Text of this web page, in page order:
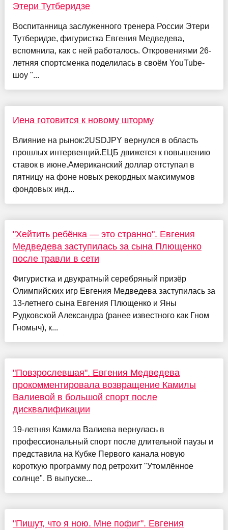
Этери Тутберидзе
Воспитанница заслуженного тренера России Этери
Тутберидзе, фигуристка Евгения Медведева,
вспомнила, как с ней работалось. Откровениями 26-
летняя спортсменка поделилась в своём YouTube-
шоу "...
Иена готовится к новому шторму
Влияние на рынок:2USDJPY вернулся в область
прошлых интервенций.ЕЦБ движется к повышению
ставок в июне.Американский доллар отступал в
пятницу на фоне новых рекордных максимумов
фондовых инд...
"Хейтить ребёнка — это странно". Евгения
Медведева заступилась за сына Плющенко
после травли в сети
Фигуристка и двукратный серебряный призёр
Олимпийских игр Евгения Медведева заступилась за
13-летнего сына Евгения Плющенко и Яны
Рудковской Александра (ранее известного как Гном
Гномыч), к...
"Повзрослевшая". Евгения Медведева
прокомментировала возвращение Камилы
Валиевой в большой спорт после
дисквалификации
19-летняя Камила Валиева вернулась в
профессиональный спорт после длительной паузы и
представила на Кубке Первого канала новую
короткую программу под ретрохит "Утомлённое
солнце". В выпуске...
"Пишут, что я ною. Мне пофиг". Евгения